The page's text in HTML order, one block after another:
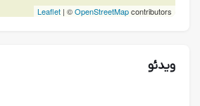
Leaflet | ©OpenStreetMapcontributors
ویدئو